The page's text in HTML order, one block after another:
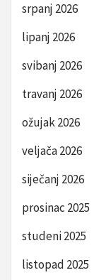
srpanj 2026
lipanj 2026
svibanj 2026
travanj 2026
ožujak 2026
veljača 2026
siječanj 2026
prosinac 2025
studeni 2025
listopad 2025